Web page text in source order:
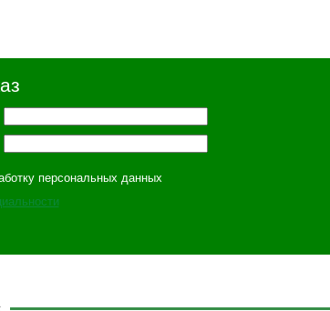
персональных данных